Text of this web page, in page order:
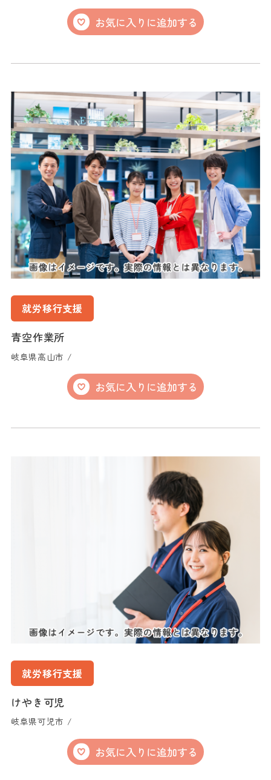
お気に入りに追加する
就労移行支援
青空作業所
岐阜県高山市 /
お気に入りに追加する
就労移行支援
けやき可児
岐阜県可児市 /
お気に入りに追加する